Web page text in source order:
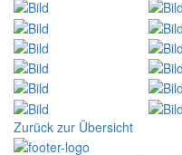
Zurück zur Übersicht